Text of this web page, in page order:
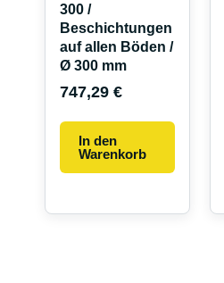
300 /
Beschichtungen
auf allen Böden /
Ø 300 mm
747,29€
In den
Warenkorb